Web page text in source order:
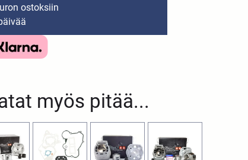
ostoksiin
myös pitää...